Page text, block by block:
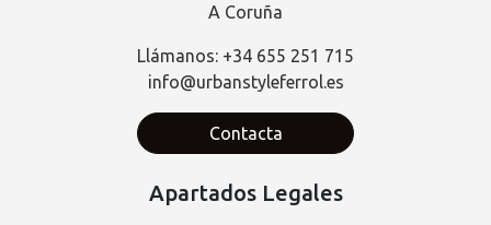
A Coruña
Llámanos: +34 655 251 715
info@urbanstyleferrol.es
Contacta
Apartados Legales